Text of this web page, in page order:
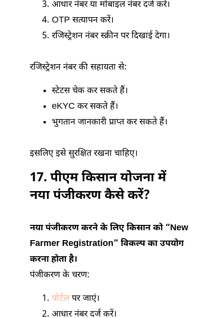
आधार नंबर या मोबाइल नंबर दर्ज करें।
OTP सत्यापन करें।
रजिस्ट्रेशन नंबर स्क्रीन पर दिखाई देगा।
रजिस्ट्रेशन नंबर की सहायता से:
स्टेटस चेक कर सकते हैं।
eKYC कर सकते हैं।
भुगतान जानकारी प्राप्त कर सकते हैं।
इसलिए इसे सुरक्षित रखना चाहिए।
17. पीएम किसान योजना में
नया पंजीकरण कैसे करें?
नया पंजीकरण करने के लिए किसान को “New
Farmer Registration” विकल्प का उपयोग
करना होता है।
पंजीकरण के चरण:
पोर्टलपर जाएं।
आधार नंबर दर्ज करें।